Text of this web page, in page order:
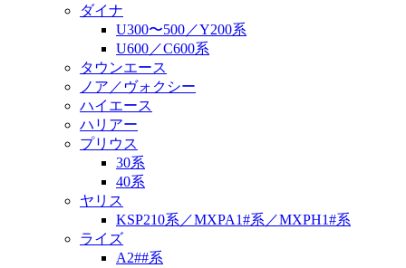
ダイナ
U300〜500／Y200系
U600／C600系
タウンエース
ノア／ヴォクシー
ハイエース
ハリアー
プリウス
30系
40系
ヤリス
KSP210系／MXPA1#系／MXPH1#系
ライズ
A2##系